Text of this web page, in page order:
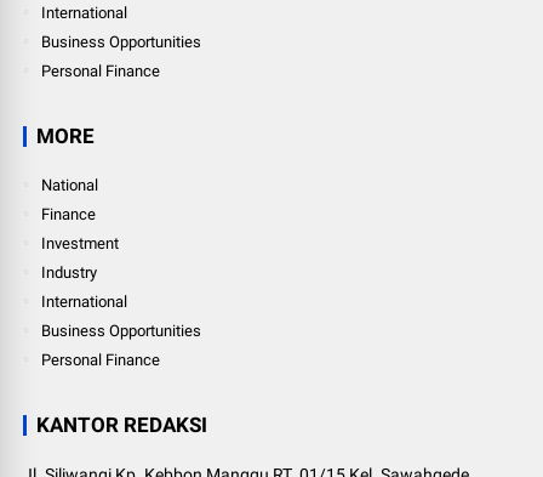
International
Business Opportunities
Personal Finance
MORE
National
Finance
Investment
Industry
International
Business Opportunities
Personal Finance
KANTOR REDAKSI